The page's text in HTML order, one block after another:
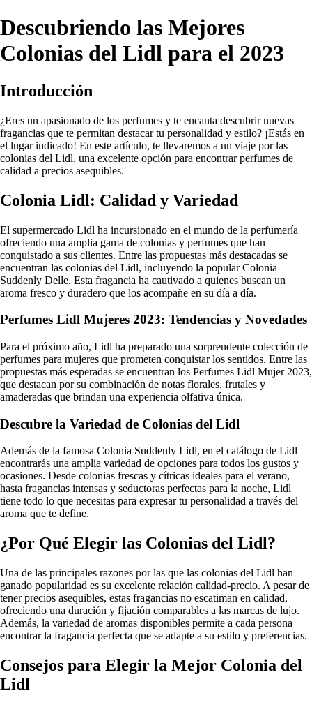
Descubriendo las Mejores
Colonias del Lidl para el 2023
Introducción
¿Eres un apasionado de los perfumes y te encanta descubrir nuevas
fragancias que te permitan destacar tu personalidad y estilo? ¡Estás en
el lugar indicado! En este artículo, te llevaremos a un viaje por las
colonias del Lidl, una excelente opción para encontrar perfumes de
calidad a precios asequibles.
Colonia Lidl: Calidad y Variedad
El supermercado Lidl ha incursionado en el mundo de la perfumería
ofreciendo una amplia gama de colonias y perfumes que han
conquistado a sus clientes. Entre las propuestas más destacadas se
encuentran las colonias del Lidl, incluyendo la popular Colonia
Suddenly Delle. Esta fragancia ha cautivado a quienes buscan un
aroma fresco y duradero que los acompañe en su día a día.
Perfumes Lidl Mujeres 2023: Tendencias y Novedades
Para el próximo año, Lidl ha preparado una sorprendente colección de
perfumes para mujeres que prometen conquistar los sentidos. Entre las
propuestas más esperadas se encuentran los Perfumes Lidl Mujer 2023,
que destacan por su combinación de notas florales, frutales y
amaderadas que brindan una experiencia olfativa única.
Descubre la Variedad de Colonias del Lidl
Además de la famosa Colonia Suddenly Lidl, en el catálogo de Lidl
encontrarás una amplia variedad de opciones para todos los gustos y
ocasiones. Desde colonias frescas y cítricas ideales para el verano,
hasta fragancias intensas y seductoras perfectas para la noche, Lidl
tiene todo lo que necesitas para expresar tu personalidad a través del
aroma que te define.
¿Por Qué Elegir las Colonias del Lidl?
Una de las principales razones por las que las colonias del Lidl han
ganado popularidad es su excelente relación calidad-precio. A pesar de
tener precios asequibles, estas fragancias no escatiman en calidad,
ofreciendo una duración y fijación comparables a las marcas de lujo.
Además, la variedad de aromas disponibles permite a cada persona
encontrar la fragancia perfecta que se adapte a su estilo y preferencias.
Consejos para Elegir la Mejor Colonia del
Lidl